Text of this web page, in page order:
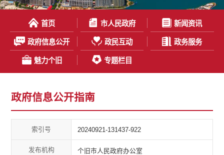
首页 市人民政府 新闻资讯
政府信息公开 政民互动 政务服务
魅力个旧 专题栏目
政府信息公开指南
索引号 20240921-131437-922
发布机构 个旧市人民政府办公室